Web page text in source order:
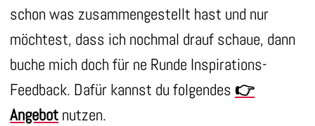
schon was zusammengestellt hast und nur
möchtest, dass ich nochmal drauf schaue, dann
buche mich doch für ne Runde Inspirations-
Feedback. Dafür kannst du folgendes👉
Angebot nutzen.